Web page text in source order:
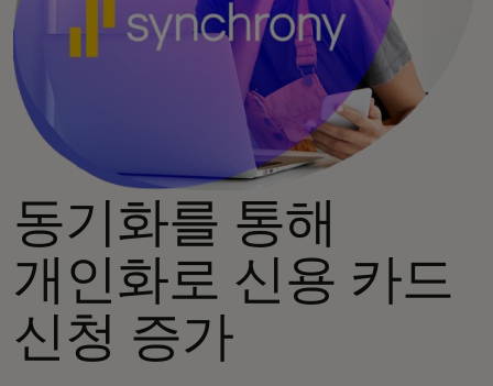
동기화를 통해
개인화로 신용 카드
신청 증가